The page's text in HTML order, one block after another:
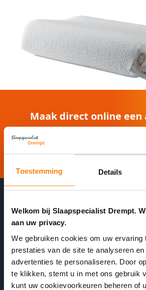
Toestemming Details
Welkom bij Slaapspecialist Drempt.
aan uw privacy.
We gebruiken cookies om uw ervaring
prestaties van de site te analyseren en
advertenties te personaliseren. Door
te klikken, stemt u in met ons gebruik
kunt uw cookievoorkeuren beheren of
Maak direct online een
Wacht niet onnodig in
Plan 24/7 een